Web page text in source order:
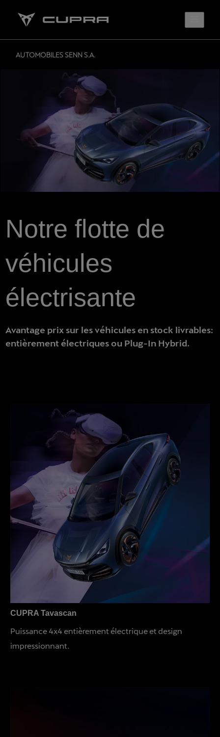
AUTOMOBILES SENN S.A.
Notre flotte de
véhicules
électrisante
Avantage prix sur les véhicules en stock livrables:
entièrement électriques ou Plug-In Hybrid.
CUPRA Tavascan
Puissance 4x4 entièrement électrique et design
impressionnant.